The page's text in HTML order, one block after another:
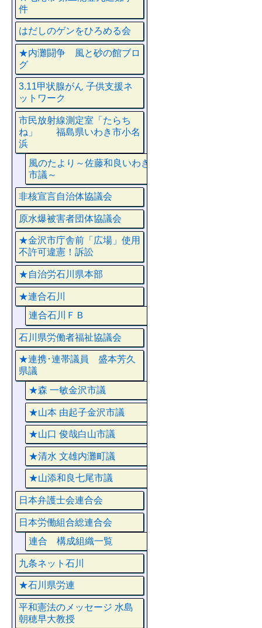
件
はだしのゲンをひろめる会
★内灘闘争 風と砂の館ブロ
グ
3.11甲状腺がん 子供支援ネ
ットワーク
市民放射線測定室「たらち
ね」 福島県いわき市小名
浜
風のたより～佐藤和良いわき
市議～
非核宣言自治体協議会
原水爆被害者団体協議会
★金沢市庁舎前「広場」使用
不許可違憲！訴訟
★自治労石川県本部
★連合石川
連合石川ＦＢ
石川県労働者福祉協議会
★連携･連帯議員 盛本芳久
県議
★森 一敏金沢市議
★山本 由起子金沢市議
★山口 俊哉白山市議
★清水 文雄内灘町議
★山添和良七尾市議
日本弁護士会連合会
日本労働組合総連合会
連合 構成組織一覧
九条ネット石川
★石川県労連
平和憲法のメッセージ 水島
朝穂早大教授